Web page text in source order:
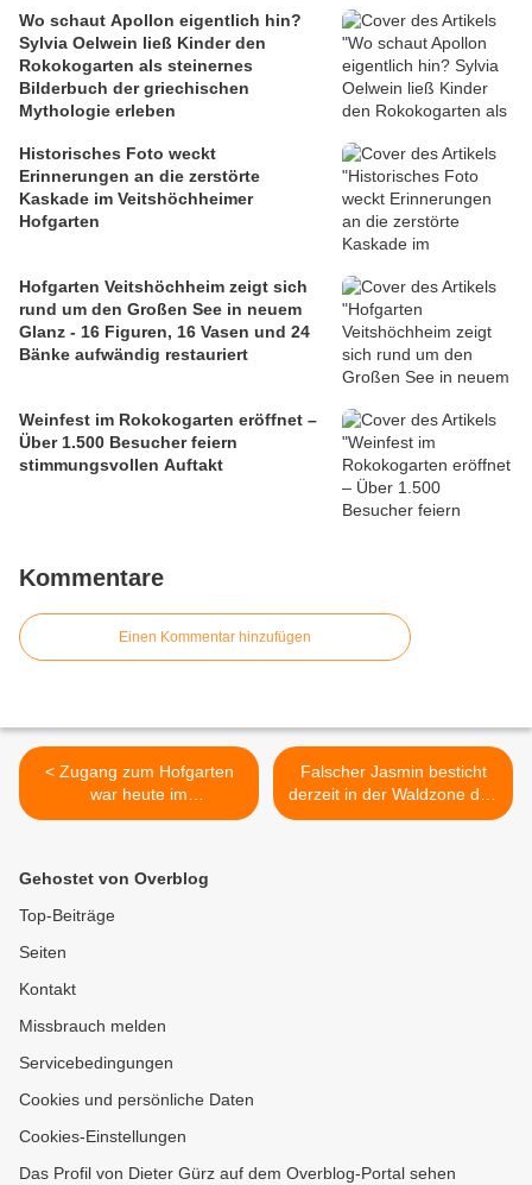
Wo schaut Apollon eigentlich hin?
Sylvia Oelwein ließ Kinder den
Rokokogarten als steinernes
Bilderbuch der griechischen
Mythologie erleben
Historisches Foto weckt
Erinnerungen an die zerstörte
Kaskade im Veitshöchheimer
Hofgarten
Hofgarten Veitshöchheim zeigt sich
rund um den Großen See in neuem
Glanz - 16 Figuren, 16 Vasen und 24
Bänke aufwändig restauriert
Weinfest im Rokokogarten eröffnet –
Über 1.500 Besucher feiern
stimmungsvollen Auftakt
Kommentare
Einen Kommentar hinzufügen
< Zugang zum Hofgarten
war heute im
Rathausinnenhof gesperrt
Falscher Jasmin besticht
derzeit in der Waldzone des
Veitshöchheimer
Gehostet von Overblog
Top-Beiträge
Seiten
Kontakt
Missbrauch melden
Servicebedingungen
Cookies und persönliche Daten
Cookies-Einstellungen
Das Profil von Dieter Gürz auf dem Overblog-Portal sehen